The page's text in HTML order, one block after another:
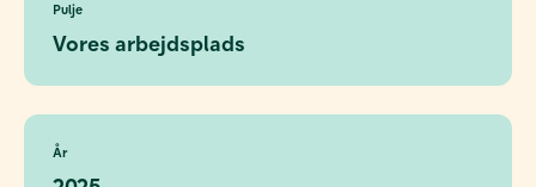
Pulje
Vores arbejdsplads
År